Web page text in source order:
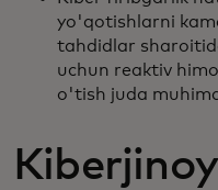
yo'qotishlarni
tahdidlar
uchun reaktiv
o'tish juda